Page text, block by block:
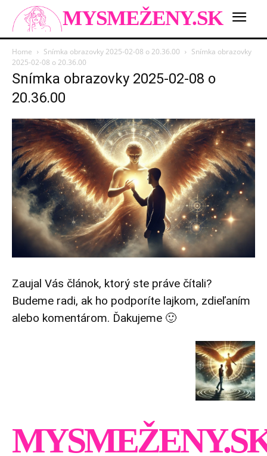
MYSMEŽENY.SK
Home Snímka obrazovky 2025-02-08 o 20.36.00
Snímka obrazovky
2025-02-08 o 20.36.00
Snímka obrazovky 2025-02-08 o
20.36.00
Zaujal Vás článok, ktorý ste práve čítali?
Budeme radi, ak ho podporíte lajkom, zdieľaním
alebo komentárom. Ďakujeme 🙂